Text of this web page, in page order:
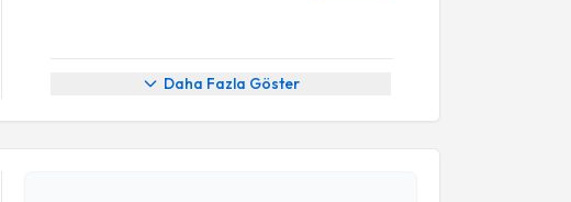
Daha Fazla Göster
Randevu Takvimi Talebi
Psk. Zeynep Erusta